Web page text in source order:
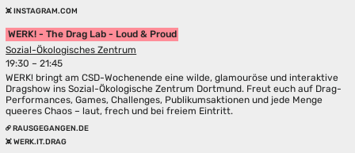
INSTAGRAM.COM
WERK! - The Drag Lab - Loud & Proud
Sozial-Ökologisches Zentrum
19:30 – 21:45
WERK! bringt am CSD-Wochenende eine wilde, glamouröse und interaktive
Dragshow ins Sozial-Ökologische Zentrum Dortmund. Freut euch auf Drag-
Performances, Games, Challenges, Publikumsaktionen und jede Menge
queeres Chaos – laut, frech und bei freiem Eintritt.
RAUSGEGANGEN.DE
WERK.IT.DRAG